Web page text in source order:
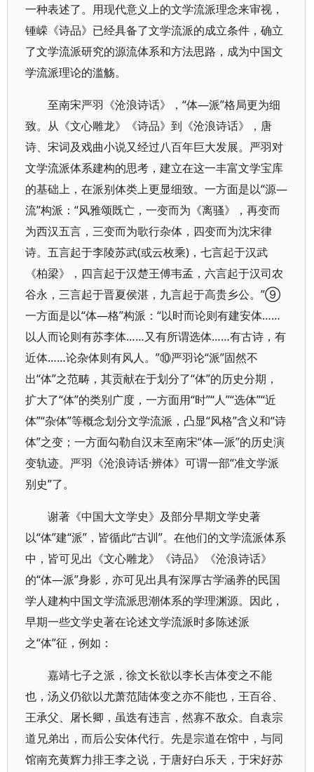
一种表述了。用现代意义上的文学流派理念来审视，
锺嵘《诗品》已经具备了文学流派的成立条件，确立
了文学流派研究的源流体系和方法思路，成为中国文
学流派理论的滥觞。
至南宋严羽《沧浪诗话》，“体—派”格局更为细
致。从《文心雕龙》《诗品》到《沧浪诗话》，唐
诗、宋词及戏曲小说又经过八百年巨大发展。严羽对
文学流派体系建构的思考，建立在这一丰富文学宝库
的基础上，在派别体类上更显细致。一方面是以“源—
流”构派：“风雅颂既亡，一变而为《离骚》，再变而
为西汉五言，三变而为歌行杂体，四变而为沈宋律
诗。五言起于李陵苏武(或云枚乘)，七言起于汉武
《柏梁》，四言起于汉楚王傅韦孟，六言起于汉司农
谷永，三言起于晋夏侯湛，九言起于高贵乡公。”⑨
一方面是以“体—格”构派：“以时而论则有建安体……
以人而论则有苏李体……又有所谓选体……有古诗，有
近体……论杂体则有风人。”⑩严羽论“派”固然不
出“体”之范畴，其贡献在于划分了“体”的历史分期，
扩大了“体”的类别广度，一方面用“时”“人”“选体”“近
体”“杂体”等概念划分文学流派，凸显“风格”含义和“诗
体”之变；一方面勾勒自汉末至南宋“体—派”的历史演
变轨迹。严羽《沧浪诗话·辨体》可谓一部“准文学派
别史”了。
谢著《中国大文学史》及部分早期文学史著
以“体”建“派”，皆循此“古训”。在他们的文学流派体系
中，皆可见出《文心雕龙》《诗品》《沧浪诗话》
的“体—派”身影，亦可见出具有深厚古学涵养的民国
学人建构中国文学流派思潮体系的学理渊源。因此，
早期一些文学史著在论述文学流派时多陈述派
之“体”征，例如：
嘉靖七子之派，徐文长欲以李长吉体变之不能
也，汤义仍欲以尤萧范陆体变之亦不能也，王百谷、
王承父、屠长卿，虽迭有违言，然寡不敌众。自袁宗
道兄弟出，而后公安体代行。先是宗道在馆中，与同
馆南充黄辉力排王李之说，于唐好白乐天，于宋好苏